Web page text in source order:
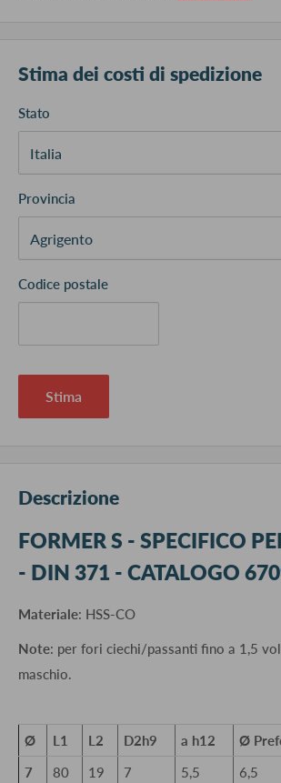
Stima dei costi di spedizione
Stato
Provincia
Codice postale
Stima
Descrizione
FORMER S - SPECIFICO
- DIN 371 - CATALOGO
Materiale: HSS-CO
Note: per fori ciechi/passanti fino a 1,5
maschio.
Ø L1 L2 D2h9 a h12 Ø
7
80 19 7 5,5 6,5